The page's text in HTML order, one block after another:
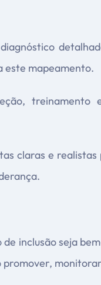
mapeamento.
treinamento
claras e
inclusão seja